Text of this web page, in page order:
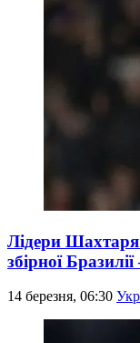
Лідери
збірної
14 березня, 06:30